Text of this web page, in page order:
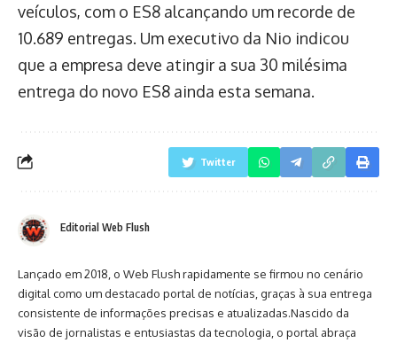
veículos, com o ES8 alcançando um recorde de
10.689 entregas. Um executivo da Nio indicou
que a empresa deve atingir a sua 30 milésima
entrega do novo ES8 ainda esta semana.
Twitter
Editorial Web Flush
Lançado em 2018, o Web Flush rapidamente se firmou no cenário
digital como um destacado portal de notícias, graças à sua entrega
consistente de informações precisas e atualizadas.Nascido da
visão de jornalistas e entusiastas da tecnologia, o portal abraça